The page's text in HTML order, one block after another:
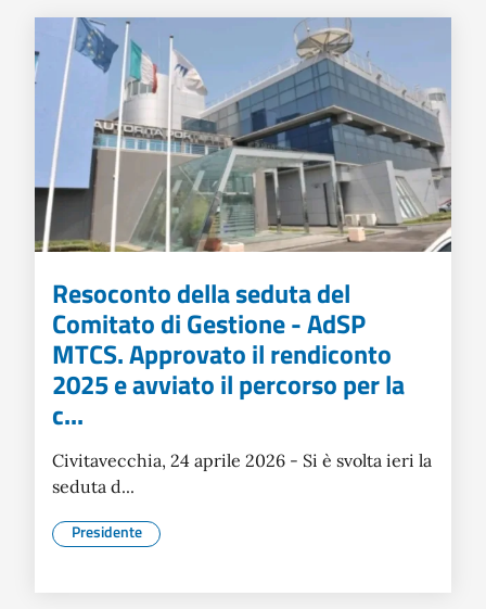
Resoconto della seduta del
Comitato di Gestione - AdSP
MTCS. Approvato il rendiconto
2025 e avviato il percorso per la
c...
Civitavecchia, 24 aprile 2026 - Si è svolta ieri la
seduta d...
Presidente